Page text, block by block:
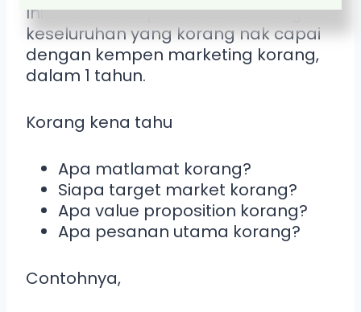
Ini adalah blueprint atau rancangan
keseluruhan yang korang nak capai
dengan kempen marketing korang,
dalam 1 tahun.
Korang kena tahu
Apa matlamat korang?
Siapa target market korang?
Apa value proposition korang?
Apa pesanan utama korang?
Contohnya,